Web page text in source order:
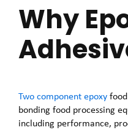
Why
Two component epoxy
bonding food processing
including performance,